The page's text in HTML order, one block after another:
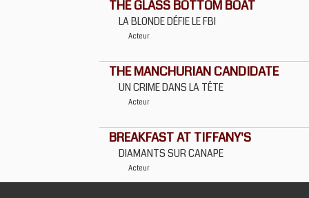
THE GLASS BOTTOM BOAT
LA BLONDE DÉFIE LE FBI
Acteur
THE MANCHURIAN CANDIDATE
UN CRIME DANS LA TÊTE
Acteur
BREAKFAST AT TIFFANY'S
DIAMANTS SUR CANAPE
Acteur